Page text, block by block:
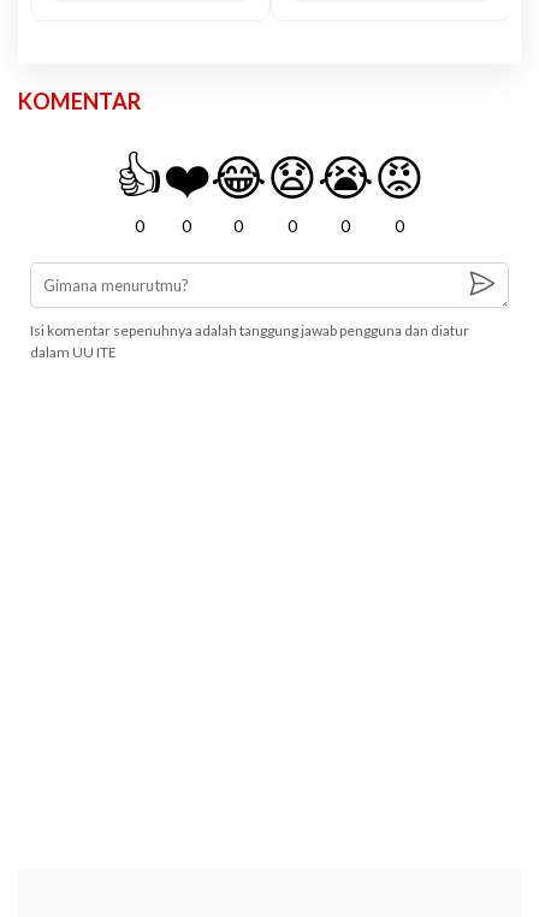
KOMENTAR
👍
0
❤️
0
😂
0
😧
0
😭
0
😡
0
Isi komentar sepenuhnya adalah tanggung jawab pengguna dan diatur
dalam UU ITE